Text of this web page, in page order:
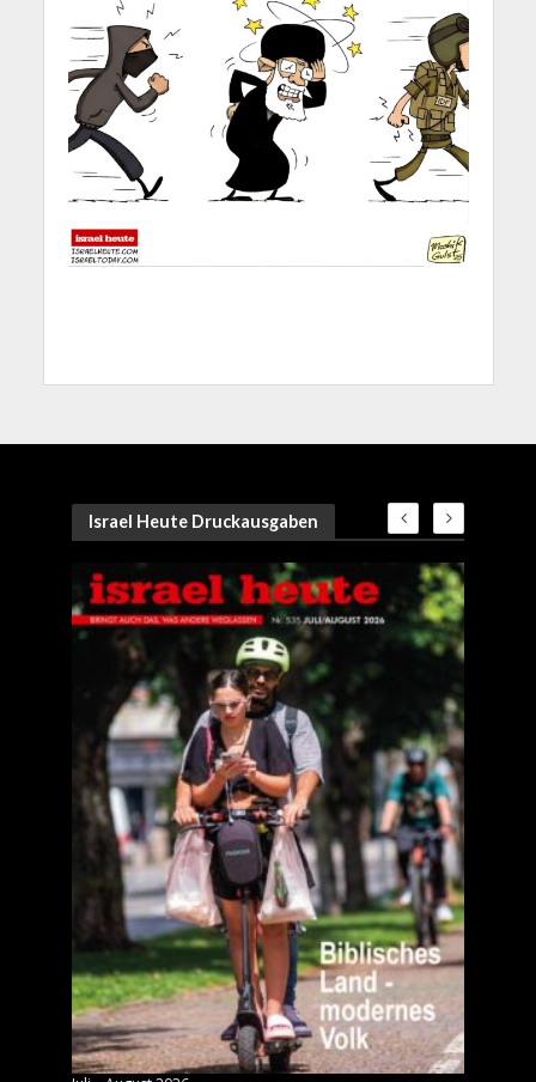
Israel Heute Druckausgaben